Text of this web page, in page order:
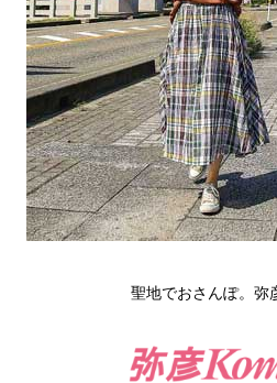
聖地でおさんぽ。弥